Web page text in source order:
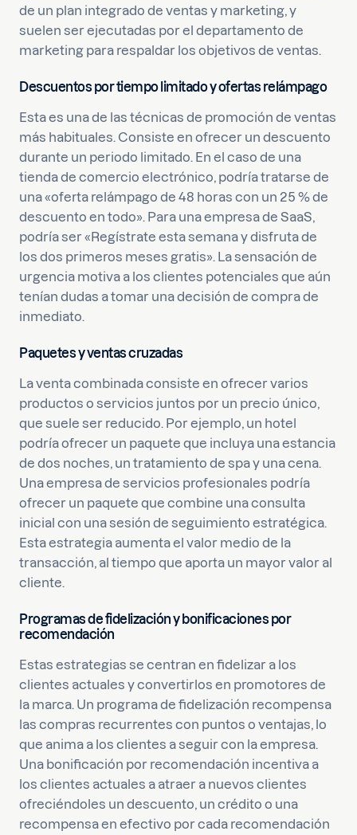
de un plan integrado de ventas y marketing, y
suelen ser ejecutadas por el departamento de
marketing para respaldar los objetivos de ventas.
Descuentos por tiempo limitado y ofertas relámpago
Esta es una de las técnicas de promoción de ventas
más habituales. Consiste en ofrecer un descuento
durante un periodo limitado. En el caso de una
tienda de comercio electrónico, podría tratarse de
una «oferta relámpago de 48 horas con un 25 % de
descuento en todo». Para una empresa de SaaS,
podría ser «Regístrate esta semana y disfruta de
los dos primeros meses gratis». La sensación de
urgencia motiva a los clientes potenciales que aún
tenían dudas a tomar una decisión de compra de
inmediato.
Paquetes y ventas cruzadas
La venta combinada consiste en ofrecer varios
productos o servicios juntos por un precio único,
que suele ser reducido. Por ejemplo, un hotel
podría ofrecer un paquete que incluya una estancia
de dos noches, un tratamiento de spa y una cena.
Una empresa de servicios profesionales podría
ofrecer un paquete que combine una consulta
inicial con una sesión de seguimiento estratégica.
Esta estrategia aumenta el valor medio de la
transacción, al tiempo que aporta un mayor valor al
cliente.
Programas de fidelización y bonificaciones por
recomendación
Estas estrategias se centran en fidelizar a los
clientes actuales y convertirlos en promotores de
la marca. Un programa de fidelización recompensa
las compras recurrentes con puntos o ventajas, lo
que anima a los clientes a seguir con la empresa.
Una bonificación por recomendación incentiva a
los clientes actuales a atraer a nuevos clientes
ofreciéndoles un descuento, un crédito o una
recompensa en efectivo por cada recomendación